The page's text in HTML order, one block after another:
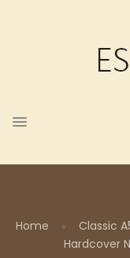
Home Classic
Hardcover